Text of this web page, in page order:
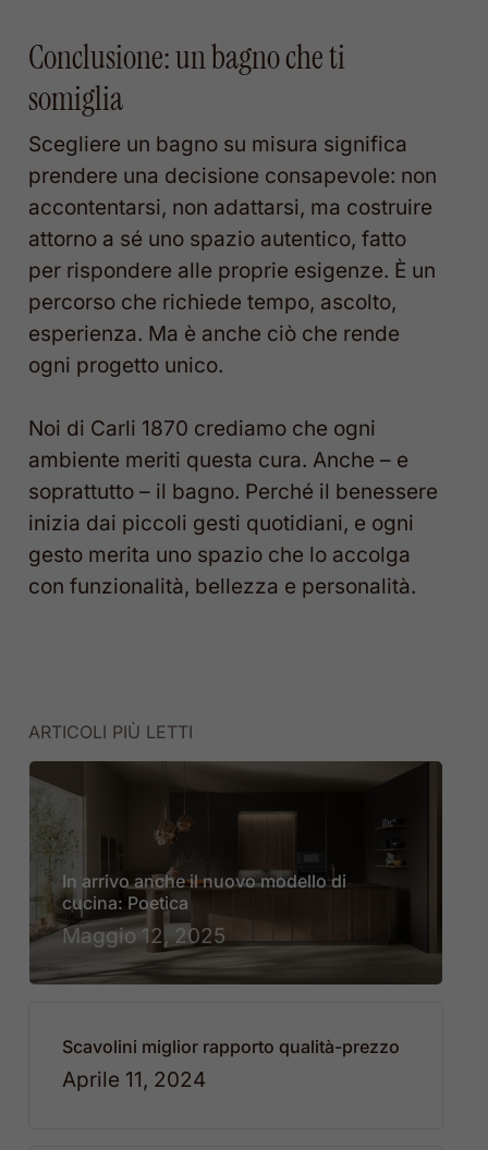
Conclusione: un bagno che ti
somiglia
Scegliere un bagno su misura significa
prendere una decisione consapevole: non
accontentarsi, non adattarsi, ma costruire
attorno a sé uno spazio autentico, fatto
per rispondere alle proprie esigenze. È un
percorso che richiede tempo, ascolto,
esperienza. Ma è anche ciò che rende
ogni progetto unico.
Noi di Carli 1870 crediamo che ogni
ambiente meriti questa cura. Anche – e
soprattutto – il bagno. Perché il benessere
inizia dai piccoli gesti quotidiani, e ogni
gesto merita uno spazio che lo accolga
con funzionalità, bellezza e personalità.
ARTICOLI PIÙ LETTI
In arrivo anche il nuovo modello di
cucina: Poetica
Maggio 12, 2025
Scavolini miglior rapporto qualità-prezzo
Aprile 11, 2024